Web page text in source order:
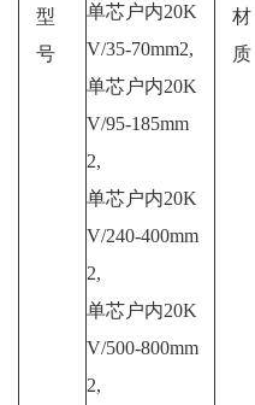
型
号
单芯户内20K
V/35-70mm2,
单芯户内20K
V/95-185mm
2,
单芯户内20K
V/240-400mm
2,
单芯户内20K
V/500-800mm
2,
材
质